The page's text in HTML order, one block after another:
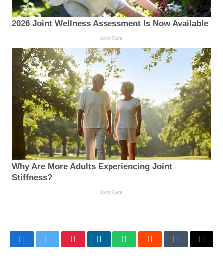
FacebookTwitterPinterestLinkedInWhatsAppRedditTumblrEmail